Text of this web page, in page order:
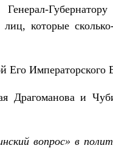
которые
Императорского
Драгоманова и
вопрос» в